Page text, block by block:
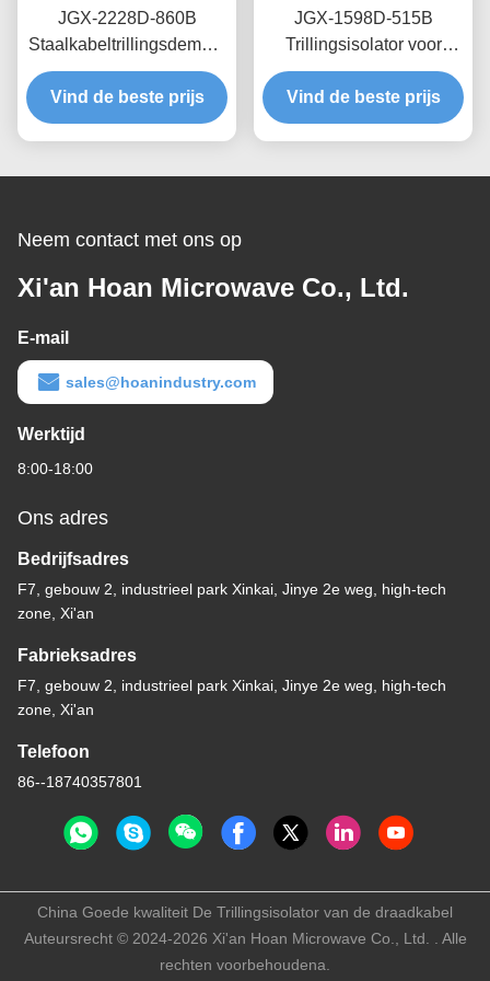
JGX-2228D-860B
Staalkabeltrillingsdemper
Snel Prototypen Snelle
Montage Aanpasbare
Schokdemper
Vind de beste prijs
JGX-1598D-515B
Trillingsisolator voor
draadtouw met
schaalbare laadcapaciteit
en structuurgebaseerde
Vind de beste prijs
Neem contact met ons op
Xi'an Hoan Microwave Co., Ltd.
E-mail
sales@hoanindustry.com
Werktijd
8:00-18:00
Ons adres
Bedrijfsadres
F7, gebouw 2, industrieel park Xinkai, Jinye 2e weg, high-tech
zone, Xi'an
Fabrieksadres
F7, gebouw 2, industrieel park Xinkai, Jinye 2e weg, high-tech
zone, Xi'an
Telefoon
86--18740357801
China Goede kwaliteit De Trillingsisolator van de draadkabel
Auteursrecht © 2024-2026 Xi'an Hoan Microwave Co., Ltd. . Alle
rechten voorbehoudena.